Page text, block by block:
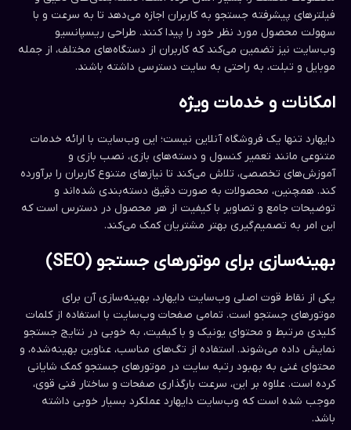
فیلترهای پیشرفته جستجو به کاربران اجازه می‌دهد تا به سرعت و با
سهولت محصول مورد نظر خود را پیدا کنند. طراحی ریسپانسیو
وب‌سایت نیز تضمین می‌کند که کاربران از دستگاه‌های مختلف، از جمله
موبایل و تبلت، به راحتی به سایت دسترسی داشته باشند.
امکانات و خدمات ویژه
دایهارد تنها یک فروشگاه آنلاین نیست؛ این وب‌سایت با ارائه خدمات
متنوعی مانند تعمیر کنسول و دسته‌های بازی، نصب بازی و
آموزش‌های تخصصی، تلاش می‌کند تا نیازهای متنوع کاربران را برآورده
کند. همچنین، محصولات به صورت دقیق دسته‌بندی شده‌اند و
توضیحات جامع و تصاویر با کیفیت از هر محصول در دسترس است که
این امر به تصمیم‌گیری بهتر مشتریان کمک می‌کند.
بهینه‌سازی برای موتورهای جستجو (SEO)
یکی از نقاط قوت اصلی وب‌سایت دایهارد، بهینه‌سازی آن برای
موتورهای جستجو است. تمامی صفحات وب‌سایت با استفاده از کلمات
کلیدی مرتبط و محتوای یونیک و با کیفیت، به خوبی در نتایج جستجو
نمایش داده می‌شوند. استفاده از تگ‌های مناسب، عناوین بهینه‌شده، و
محتوای غنی به بهبود رتبه سایت در موتورهای جستجو کمک شایانی
کرده است. علاوه بر این، سرعت بارگذاری صفحات و ساختار فنی قوی،
موجب شده است که وب‌سایت دایهارد عملکرد بسیار خوبی داشته
باشد.